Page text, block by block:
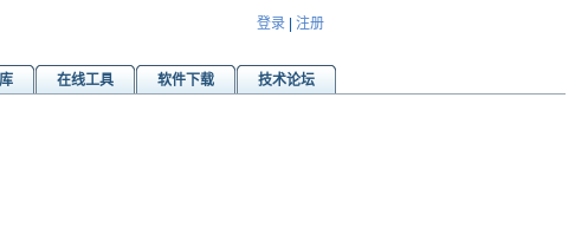
登录 注册
在线工具 软件下载
技术论坛